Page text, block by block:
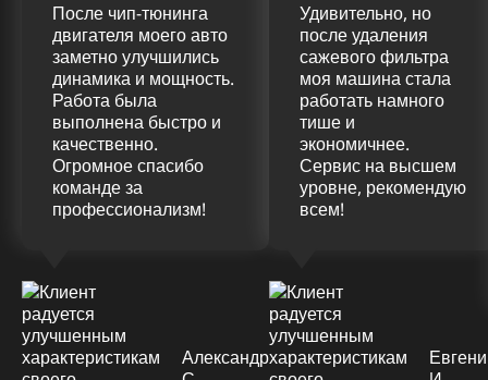
После чип-тюнинга
двигателя моего авто
заметно улучшились
динамика и мощность.
Работа была
выполнена быстро и
качественно.
Огромное спасибо
команде за
профессионализм!
Александр
Удивительно, но
после удаления
сажевого фильтра
моя машина стала
работать намного
тише и
экономичнее.
Сервис на высшем
уровне, рекомендую
всем!